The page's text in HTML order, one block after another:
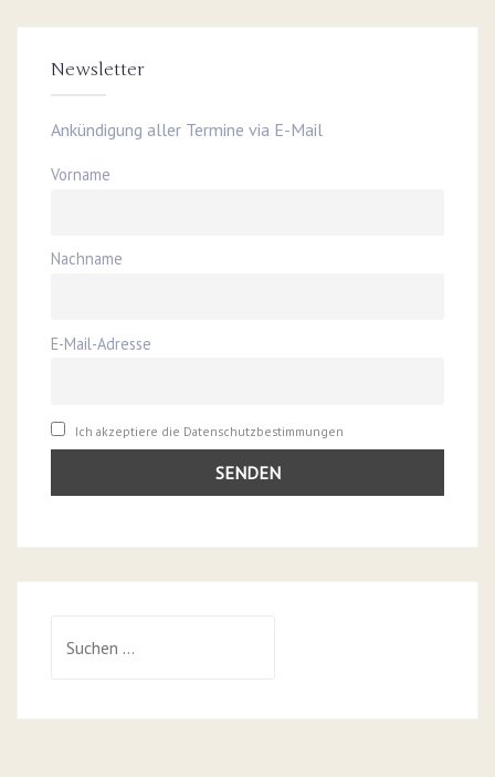
Newsletter
Ankündigung aller Termine via E-Mail
Vorname
Nachname
E-Mail-Adresse
Ich akzeptiere die Datenschutzbestimmungen